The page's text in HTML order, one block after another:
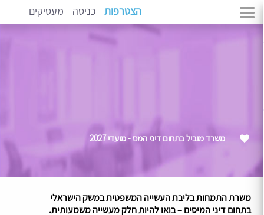
הצטרפות כניסה מעסיקים
משרד מוביל בתחום דיני המס - מועדי 2027
משרת התמחות בליבת העשייה המשפטית במשק הישראלי
בתחום דיני המיסים – בואו להיות חלק מעשייה משמעותית.